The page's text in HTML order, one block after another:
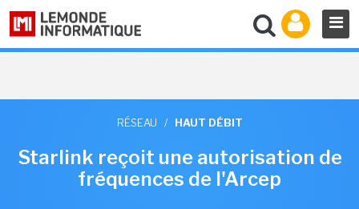
RÉSEAU / HAUT DÉBIT
Starlink reçoit une autorisation de
fréquences de l'Arcep